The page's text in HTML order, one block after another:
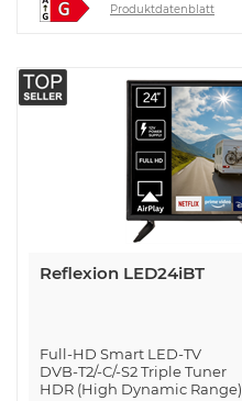
Produktdatenblatt
Reflexion LED24iBT
Full-HD Smart LED-TV
DVB-T2/-C/-S2 Triple Tuner
HDR (High Dynamic Range)